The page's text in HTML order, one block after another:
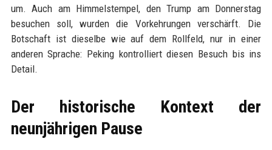
um. Auch am Himmelstempel, den Trump am Donnerstag
besuchen soll, wurden die Vorkehrungen verschärft. Die
Botschaft ist dieselbe wie auf dem Rollfeld, nur in einer
anderen Sprache: Peking kontrolliert diesen Besuch bis ins
Detail.
Der historische Kontext der
neunjährigen Pause